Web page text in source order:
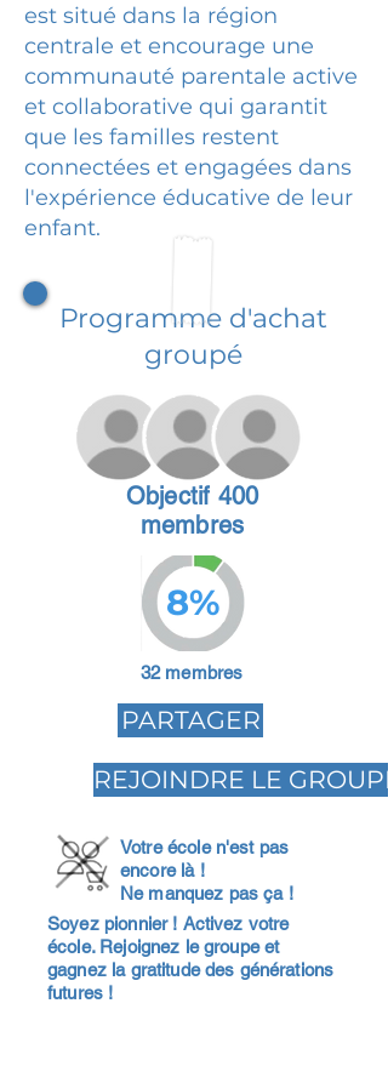
est situé dans la région
centrale et encourage une
communauté parentale active
et collaborative qui garantit
que les familles restent
connectées et engagées dans
l'expérience éducative de leur
enfant.
Programme d'achat
groupé
Objectif 400
membres
8%
32 membres
PARTAGER
REJOINDRE LE GROUPE
Votre école n'est pas
encore là !
Ne manquez pas ça !
Soyez pionnier ! Activez votre
école. Rejoignez le groupe et
gagnez la gratitude des générations
futures !